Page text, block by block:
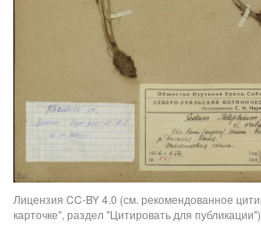
Лицензия CC-BY 4.0 (см. рекомендованное
карточке", раздел "Цитировать для публикации")